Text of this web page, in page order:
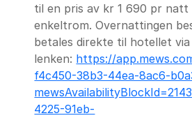
til en pris av kr 1 690 pr
enkeltrom. Overnattingen
betales direkte til hotellet via
lenken: https://
f4c450-38b3-44ea-8ac6-
4225-91eb-